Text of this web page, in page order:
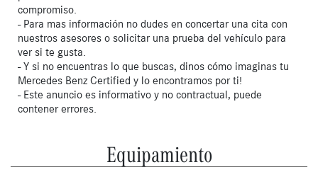
compromiso.
- Para mas información no dudes en concertar una cita con
nuestros asesores o solicitar una prueba del vehículo para
ver si te gusta.
- Y si no encuentras lo que buscas, dinos cómo imaginas tu
Mercedes Benz Certified y lo encontramos por ti!
- Este anuncio es informativo y no contractual, puede
contener errores.
Equipamiento